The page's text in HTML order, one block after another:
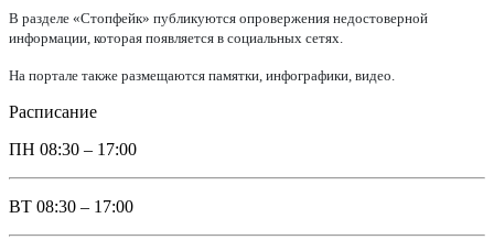
В разделе «Стопфейк» публикуются опровержения недостоверной
информации, которая появляется в социальных сетях.
На портале также размещаются памятки, инфографики, видео.
Расписание
ПН 08:30 – 17:00
ВТ 08:30 – 17:00